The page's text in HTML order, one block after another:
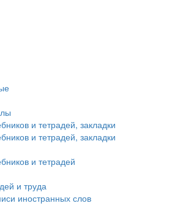
и тетрадей, закладки
и тетрадей, закладки
и тетрадей
и труда
иностранных слов